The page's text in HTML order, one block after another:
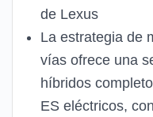
de Lexus
La estrategia de
vías ofrece una
híbridos
ES eléctricos,